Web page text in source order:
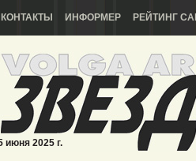
КОНТАКТЫ ИНФОРМЕР РЕЙТИНГ
июня 2025 г.